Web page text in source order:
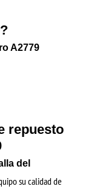
A2779
repuesto
del
su calidad de